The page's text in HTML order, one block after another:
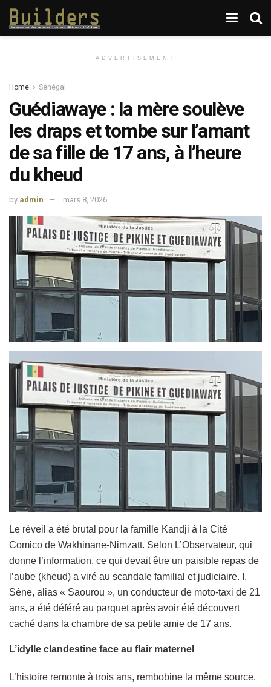
ADVERTISEMENT
Home Sénégal
Guédiawaye : la mère soulève
les draps et tombe sur l’amant
de sa fille de 17 ans, à l’heure
du kheud
by admin mars 8, 2026
Le réveil a été brutal pour la famille Kandji à la Cité
Comico de Wakhinane-Nimzatt. Selon L’Observateur, qui
donne l’information, ce qui devait être un paisible repas de
l’aube (kheud) a viré au scandale familial et judiciaire. I.
Sène, alias « Saourou », un conducteur de moto-taxi de 21
ans, a été déféré au parquet après avoir été découvert
caché dans la chambre de sa petite amie de 17 ans.
L’idylle clandestine face au flair maternel
L’histoire remonte à trois ans, rembobine la même source.